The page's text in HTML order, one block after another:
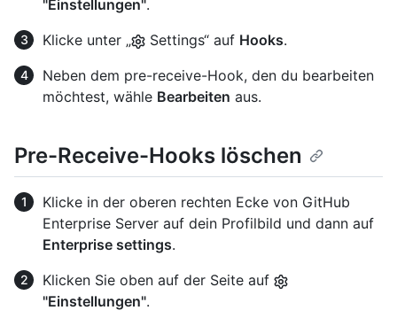
"Einstellungen".
Klicke unter „
Settings“ auf Hooks.
Neben dem pre-receive-Hook, den du bearbeiten
möchtest, wähle Bearbeiten aus.
Pre-Receive-Hooks löschen
Klicke in der oberen rechten Ecke von GitHub
Enterprise Server auf dein Profilbild und dann auf
Enterprise settings.
Klicken Sie oben auf der Seite auf
"Einstellungen".